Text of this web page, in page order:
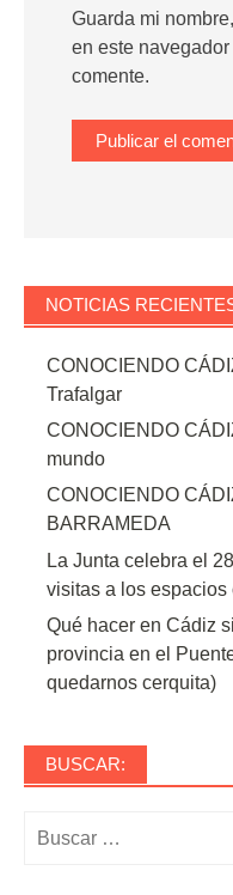
Guarda mi
en este
comente.
NOTICIAS
CONOCIENDO
Trafalgar
CONOCIENDO
mundo
CONOCIENDO
BARRAMEDA
La Junta celebra el
visitas a los
Qué hacer en Cádiz
provincia en el
quedarnos cerquita)
BUSCAR: